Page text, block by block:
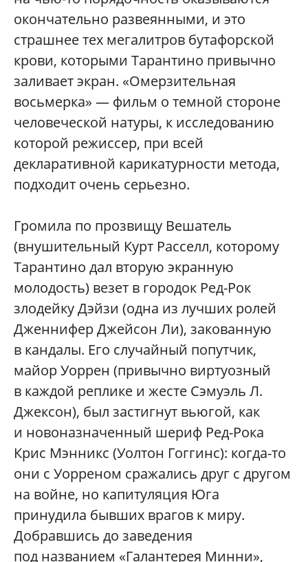
окончательно развеянными, и это
страшнее тех мегалитров бутафорской
крови, которыми Тарантино привычно
заливает экран. «Омерзительная
восьмерка» — фильм о темной стороне
человеческой натуры, к исследованию
которой режиссер, при всей
декларативной карикатурности метода,
подходит очень серьезно.
Громила по прозвищу Вешатель
(внушительный Курт Расселл, которому
Тарантино дал вторую экранную
молодость) везет в городок Ред-Рок
злодейку Дэйзи (одна из лучших ролей
Дженнифер Джейсон Ли), закованную
в кандалы. Его случайный попутчик,
майор Уоррен (привычно виртуозный
в каждой реплике и жесте Сэмуэль Л.
Джексон), был застигнут вьюгой, как
и новоназначенный шериф Ред-Рока
Крис Мэнникс (Уолтон Гоггинс): когда-то
они с Уорреном сражались друг с другом
на войне, но капитуляция Юга
принудила бывших врагов к миру.
Добравшись до заведения
под названием «Галантерея Минни»,